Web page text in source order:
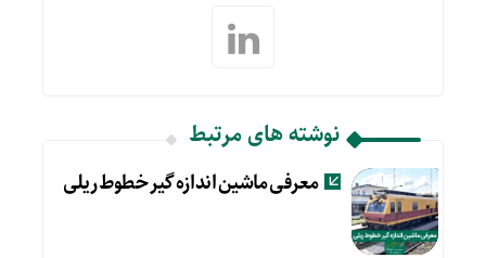
نوشته های مرتبط
معرفی ماشین اندازه گیر خطوط ریلی